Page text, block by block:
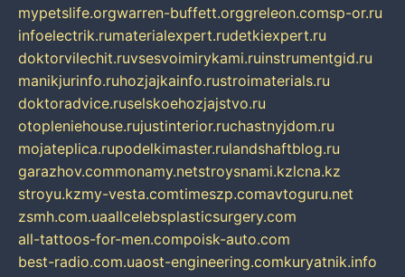
mypetslife.orgwarren-buffett.orggreleon.comsp-or.ru
infoelectrik.rumaterialexpert.rudetkiexpert.ru
doktorvilechit.ruvsesvoimirykami.ruinstrumentgid.ru
manikjurinfo.ruhozjajkainfo.rustroimaterials.ru
doktoradvice.ruselskoehozjajstvo.ru
otopleniehouse.rujustinterior.ruchastnyjdom.ru
mojateplica.rupodelkimaster.rulandshaftblog.ru
garazhov.commonamy.netstroysnami.kzlcna.kz
stroyu.kzmy-vesta.comtimeszp.comavtoguru.net
zsmh.com.uaallcelebsplasticsurgery.com
all-tattoos-for-men.compoisk-auto.com
best-radio.com.uaost-engineering.comkuryatnik.info